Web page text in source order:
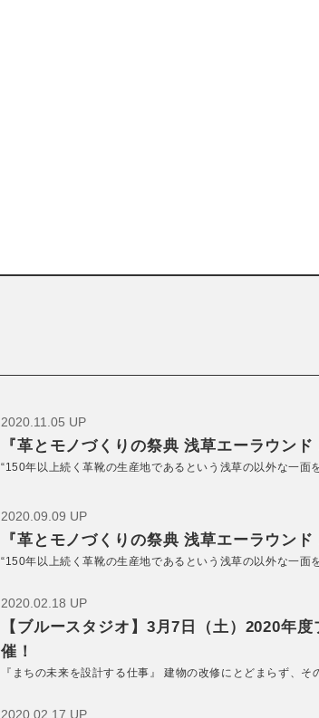
2020.11.05 UP
『革とモノづくりの祭典 浅草エーラウン
“150年以上続く革靴の生産地であるという浅草の以外な一面
2020.09.09 UP
『革とモノづくりの祭典 浅草エーラウン
“150年以上続く革靴の生産地であるという浅草の以外な一面
2020.02.18 UP
【ブルースタジオ】3月7日（土）2020年
催！
『まちの未来を設計する仕事』 建物の改修にとどまらず、
2020.02.17 UP